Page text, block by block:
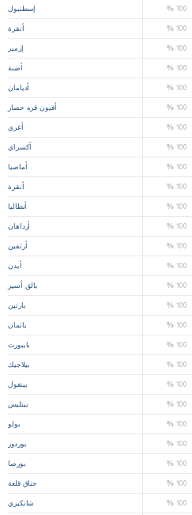
إسطنبول %100
أنقرة %100
إزمير %100
أضنة %100
أديامان %100
أفيون قره حصار %100
أغري %100
أكسراي %100
أماصيا %100
أنقرة %100
أنطاليا %100
أرداهان %100
أرتفين %100
أيدن %100
بالق أسير %100
بارتين %100
باتمان %100
بايبورت %100
بيلاجيك %100
بينغول %100
بيتليس %100
بولو %100
بوردور %100
بورصا %100
جناق قلعة %100
شانكيري %100